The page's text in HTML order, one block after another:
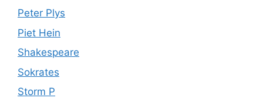
Peter Plys
Piet Hein
Shakespeare
Sokrates
Storm P